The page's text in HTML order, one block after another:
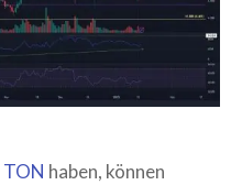
TON haben, können